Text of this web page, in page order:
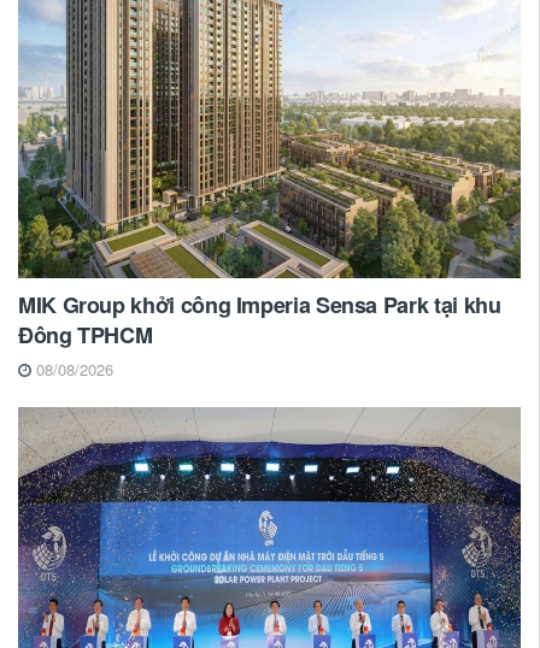
MIK Group khởi công Imperia Sensa Park tại khu
Đông TPHCM
08/08/2026